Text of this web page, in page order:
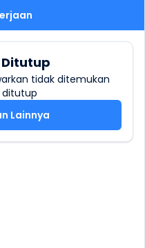
tidak ditemukan
Lainnya